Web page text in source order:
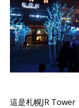
這是札幌JR Tower